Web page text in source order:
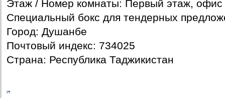
Этаж / Номер комнаты: Первый этаж,
Специальный бокс для тендерных
Город: Душанбе
Почтовый индекс: 734025
Страна: Республика Таджикистан